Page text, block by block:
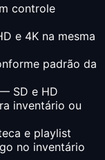
controle
e 4K na mesma
padrão da
— SD e HD
inventário ou
e playlist
no inventário